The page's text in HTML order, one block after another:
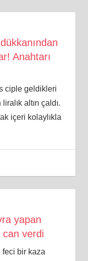
Anahtarı
ciple geldikleri
altın çaldı.
içeri kolaylıkla
yapan
can verdi
feci bir kaza